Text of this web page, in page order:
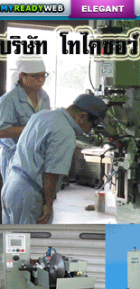
างเว็บ